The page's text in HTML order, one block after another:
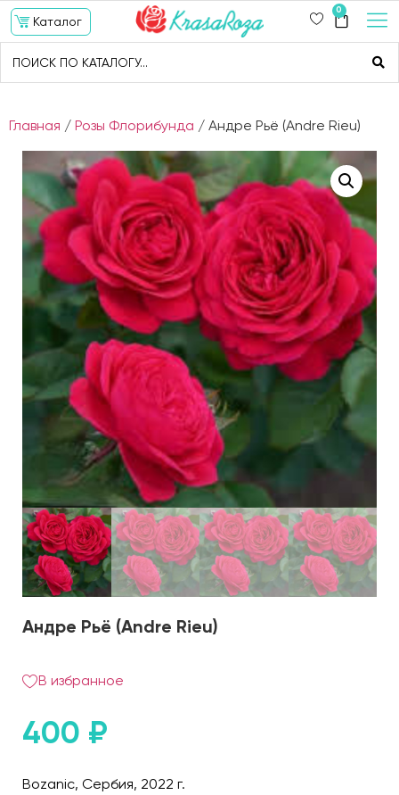
Каталог
0
Главная / Розы Флорибунда / Андре Рьё (Andre Rieu)
Андре Рьё (Andre Rieu)
В избранное
400 ₽
Bozanic, Сербия, 2022 г.